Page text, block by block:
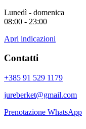
Lunedì - domenica
08:00 - 23:00
Apri indicazioni
Contatti
+385 91 529 1179
jureberket@gmail.com
Prenotazione WhatsApp